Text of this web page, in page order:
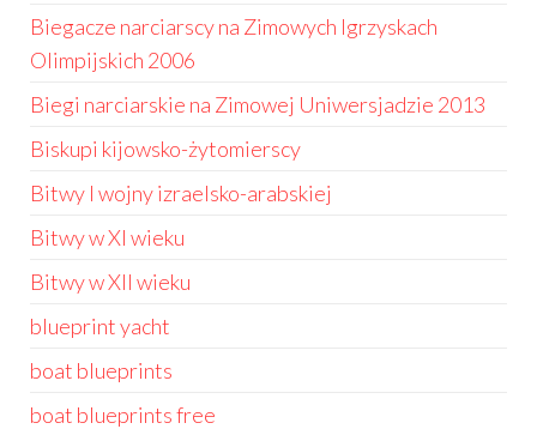
Biegacze narciarscy na Zimowych Igrzyskach
Olimpijskich 2006
Biegi narciarskie na Zimowej Uniwersjadzie 2013
Biskupi kijowsko-żytomierscy
Bitwy I wojny izraelsko-arabskiej
Bitwy w XI wieku
Bitwy w XII wieku
blueprint yacht
boat blueprints
boat blueprints free